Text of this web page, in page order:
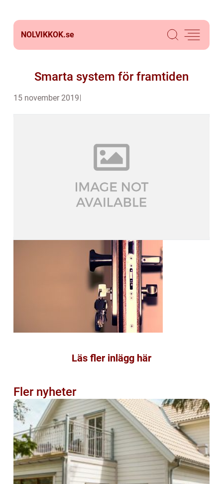
NOLVIKKOK.se
Smarta system för framtiden
15 november 2019
Läs fler inlägg här
Fler nyheter